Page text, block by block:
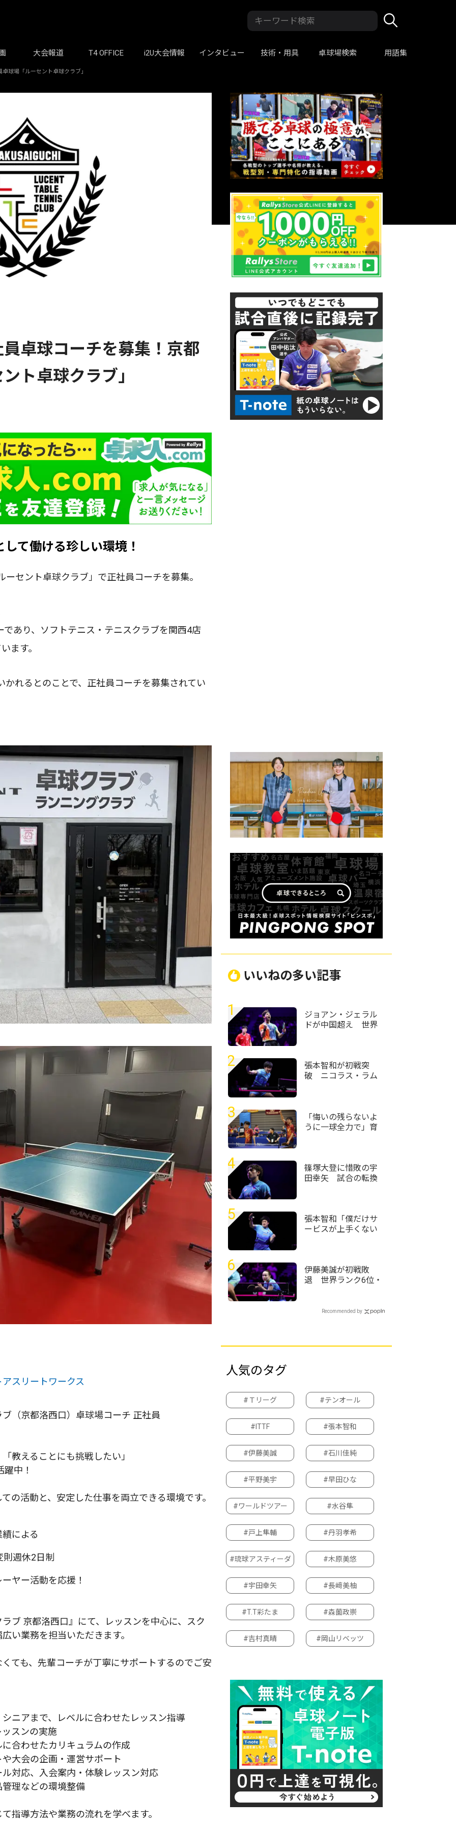
大会報道 T4 OFFICE i2U大会情報 インタビュー 技術・用具 卓球場検索 用語集
球場「ルーセント卓球クラブ」
卓球コーチを募集！京都
ト卓球クラブ」
て働ける珍しい環境！
セント卓球クラブ」で正社員コーチを募集。
あり、ソフトテニス・テニスクラブを関西4店
ます。
れるとのことで、正社員コーチを募集されてい
スリートワークス
（京都洛西口）卓球場コーチ 正社員
教えることにも挑戦したい」
中！
の活動と、安定した仕事を両立できる環境です。
ヤー活動を応援！
ブ 京都洛西口』にて、レッスンを中心に、スク
い業務を担当いただきます。
ても、先輩コーチが丁寧にサポートするのでご安
ニアまで、レベルに合わせたレッスン指導
スンの実施
合わせたカリキュラムの作成
大会の企画・運営サポート
対応、入会案内・体験レッスン対応
理などの環境整備
指導方法や業務の流れを学べます。
いいねの多い記事
1
ジョアン・ジェラル
ドが中国超え 世界
2026＞
2
張本智和が初戦突
破 ニコラス・ラム
3
「悔いの残らないよ
うに一球全力で」育
畿高校選手権2026/男
子ダブルス＞
4
篠塚大登に惜敗の宇
田幸矢 試合の転換
チャンピオンズ横浜
2026＞
5
張本智和「僕だけサ
ービスが上手くない
チャンピオンズ横浜
2026＞
6
伊藤美誠が初戦敗
退 世界ランク6位・
ンズ横浜2026＞
Recommended by
人気のタグ
#Ｔリーグ #テンオール
#ITTF #張本智和
#伊藤美誠 #石川佳純
#平野美宇 #早田ひな
#ワールドツアー #水谷隼
#戸上隼輔 #丹羽孝希
#琉球アスティーダ #木原美悠
#宇田幸矢 #長﨑美柚
#T.T彩たま #森薗政崇
#吉村真晴 #岡山リベッツ